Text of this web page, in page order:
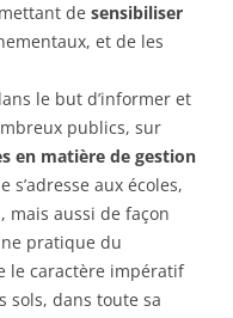
de sensibiliser
et de les
le but d’informer et
publics, sur
en matière de gestion
s’adresse aux écoles,
mais aussi de façon
pratique du
le caractère impératif
sols, dans toute sa